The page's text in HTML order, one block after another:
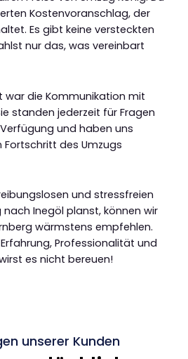
Kostenvoranschlag, der
Es gibt keine versteckten
nur das, was vereinbart
war die Kommunikation mit
standen jederzeit für Fragen
und haben uns
des Umzugs
und stressfreien
nach Inegöl planst, können wir
wärmstens empfehlen.
Professionalität und
es nicht bereuen!
unserer Kunden